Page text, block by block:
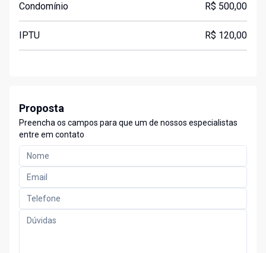
Condomínio R$ 500,00
IPTU R$ 120,00
Proposta
Preencha os campos para que um de nossos especialistas
entre em contato